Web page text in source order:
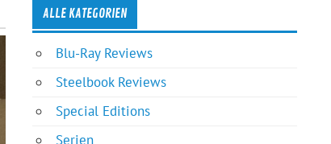
ALLE KATEGORIEN
Blu-Ray Reviews
Steelbook Reviews
Special Editions
Serien